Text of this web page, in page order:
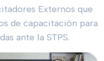
Externos que
de capacitación para
ante la STPS.